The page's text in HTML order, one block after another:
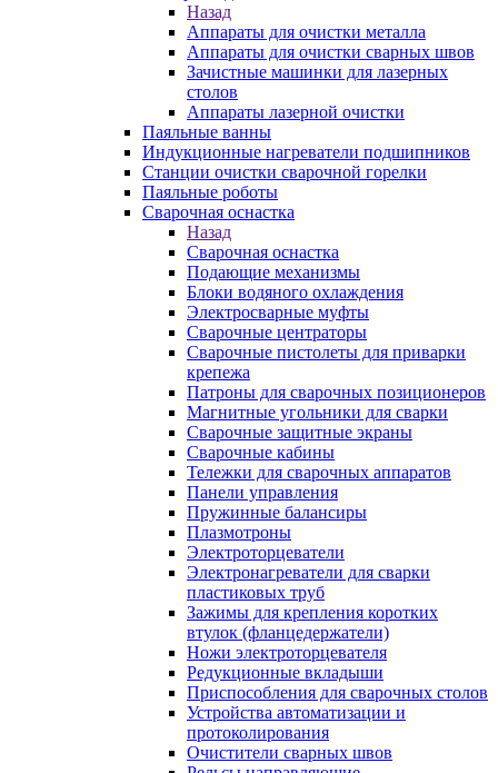
Назад
Аппараты для очистки металла
Аппараты для очистки сварных швов
Зачистные машинки для лазерных
столов
Аппараты лазерной очистки
Паяльные ванны
Индукционные нагреватели подшипников
Станции очистки сварочной горелки
Паяльные роботы
Сварочная оснастка
Назад
Сварочная оснастка
Подающие механизмы
Блоки водяного охлаждения
Электросварные муфты
Сварочные центраторы
Сварочные пистолеты для приварки
крепежа
Патроны для сварочных позиционеров
Магнитные угольники для сварки
Сварочные защитные экраны
Сварочные кабины
Тележки для сварочных аппаратов
Панели управления
Пружинные балансиры
Плазмотроны
Электроторцеватели
Электронагреватели для сварки
пластиковых труб
Зажимы для крепления коротких
втулок (фланцедержатели)
Ножи электроторцевателя
Редукционные вкладыши
Приспособления для сварочных столов
Устройства автоматизации и
протоколирования
Очистители сварных швов